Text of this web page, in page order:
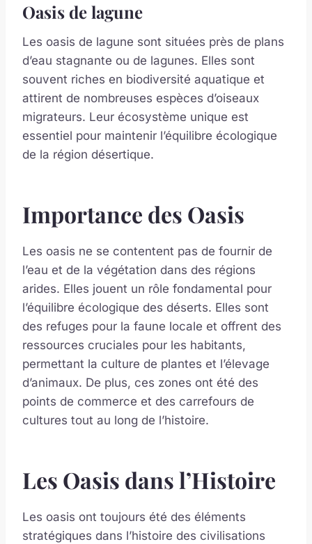
Oasis de lagune
Les oasis de lagune sont situées près de plans
d’eau stagnante ou de lagunes. Elles sont
souvent riches en biodiversité aquatique et
attirent de nombreuses espèces d’oiseaux
migrateurs. Leur écosystème unique est
essentiel pour maintenir l’équilibre écologique
de la région désertique.
Importance des Oasis
Les oasis ne se contentent pas de fournir de
l’eau et de la végétation dans des régions
arides. Elles jouent un rôle fondamental pour
l’équilibre écologique des déserts. Elles sont
des refuges pour la faune locale et offrent des
ressources cruciales pour les habitants,
permettant la culture de plantes et l’élevage
d’animaux. De plus, ces zones ont été des
points de commerce et des carrefours de
cultures tout au long de l’histoire.
Les Oasis dans l’Histoire
Les oasis ont toujours été des éléments
stratégiques dans l’histoire des civilisations